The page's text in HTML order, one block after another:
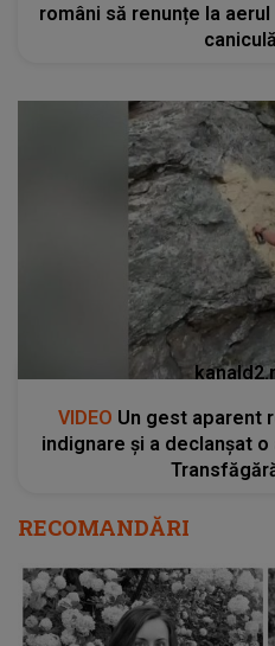
români să renunțe la
caniculă
VIDEO Un gest aparent
indignare și a declanșat
RECOMANDĂRI